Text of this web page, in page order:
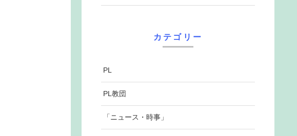
カテゴリー
PL
PL教団
「ニュース・時事」